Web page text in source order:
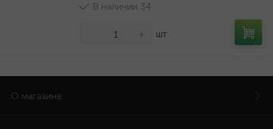
В наличии 34
+ шт
О магазине